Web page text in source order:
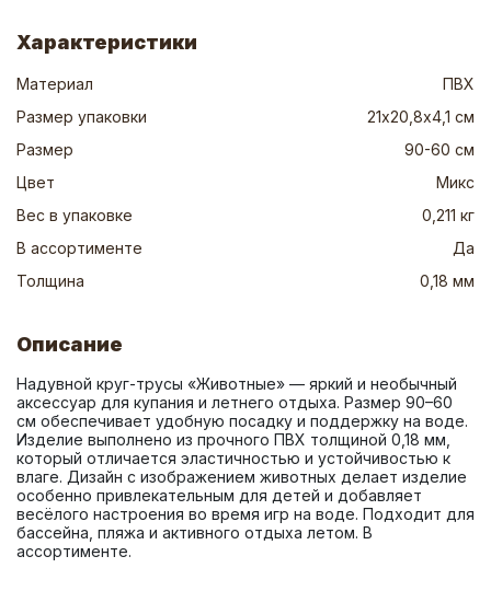
Характеристики
Материал
ПВХ
Размер упаковки
21х20,8х4,1 см
Размер
90-60 см
Цвет
Микс
Вес в упаковке
0,211 кг
В ассортименте
Да
Толщина
0,18 мм
Описание
Надувной круг-трусы «Животные» — яркий и необычный
аксессуар для купания и летнего отдыха. Размер 90–60
см обеспечивает удобную посадку и поддержку на воде.
Изделие выполнено из прочного ПВХ толщиной 0,18 мм,
который отличается эластичностью и устойчивостью к
влаге. Дизайн с изображением животных делает изделие
особенно привлекательным для детей и добавляет
весёлого настроения во время игр на воде. Подходит для
бассейна, пляжа и активного отдыха летом. В
ассортименте.